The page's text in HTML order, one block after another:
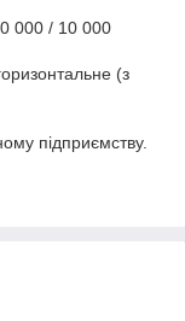
000 / 10 000
(з
підприємству.